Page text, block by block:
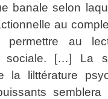
banale selon
au
au
sociale. […] La
la lilttérature